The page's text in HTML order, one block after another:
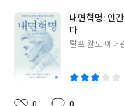
거짓을 이야기한 작품이
인 경험을 완전히 배제 하지
소년이 그리워 하고 사
있음을...
이라 재미있게 읽었다.
고 내면의 직관과 생각을
향에 휩쓸리지 않고 오롯
" 나침반을 자신의 손에
을 잃지 않는다."라고 나
만들어 가는 나 자신이
내면혁명: 인
다
글
랄프 왈도 에머